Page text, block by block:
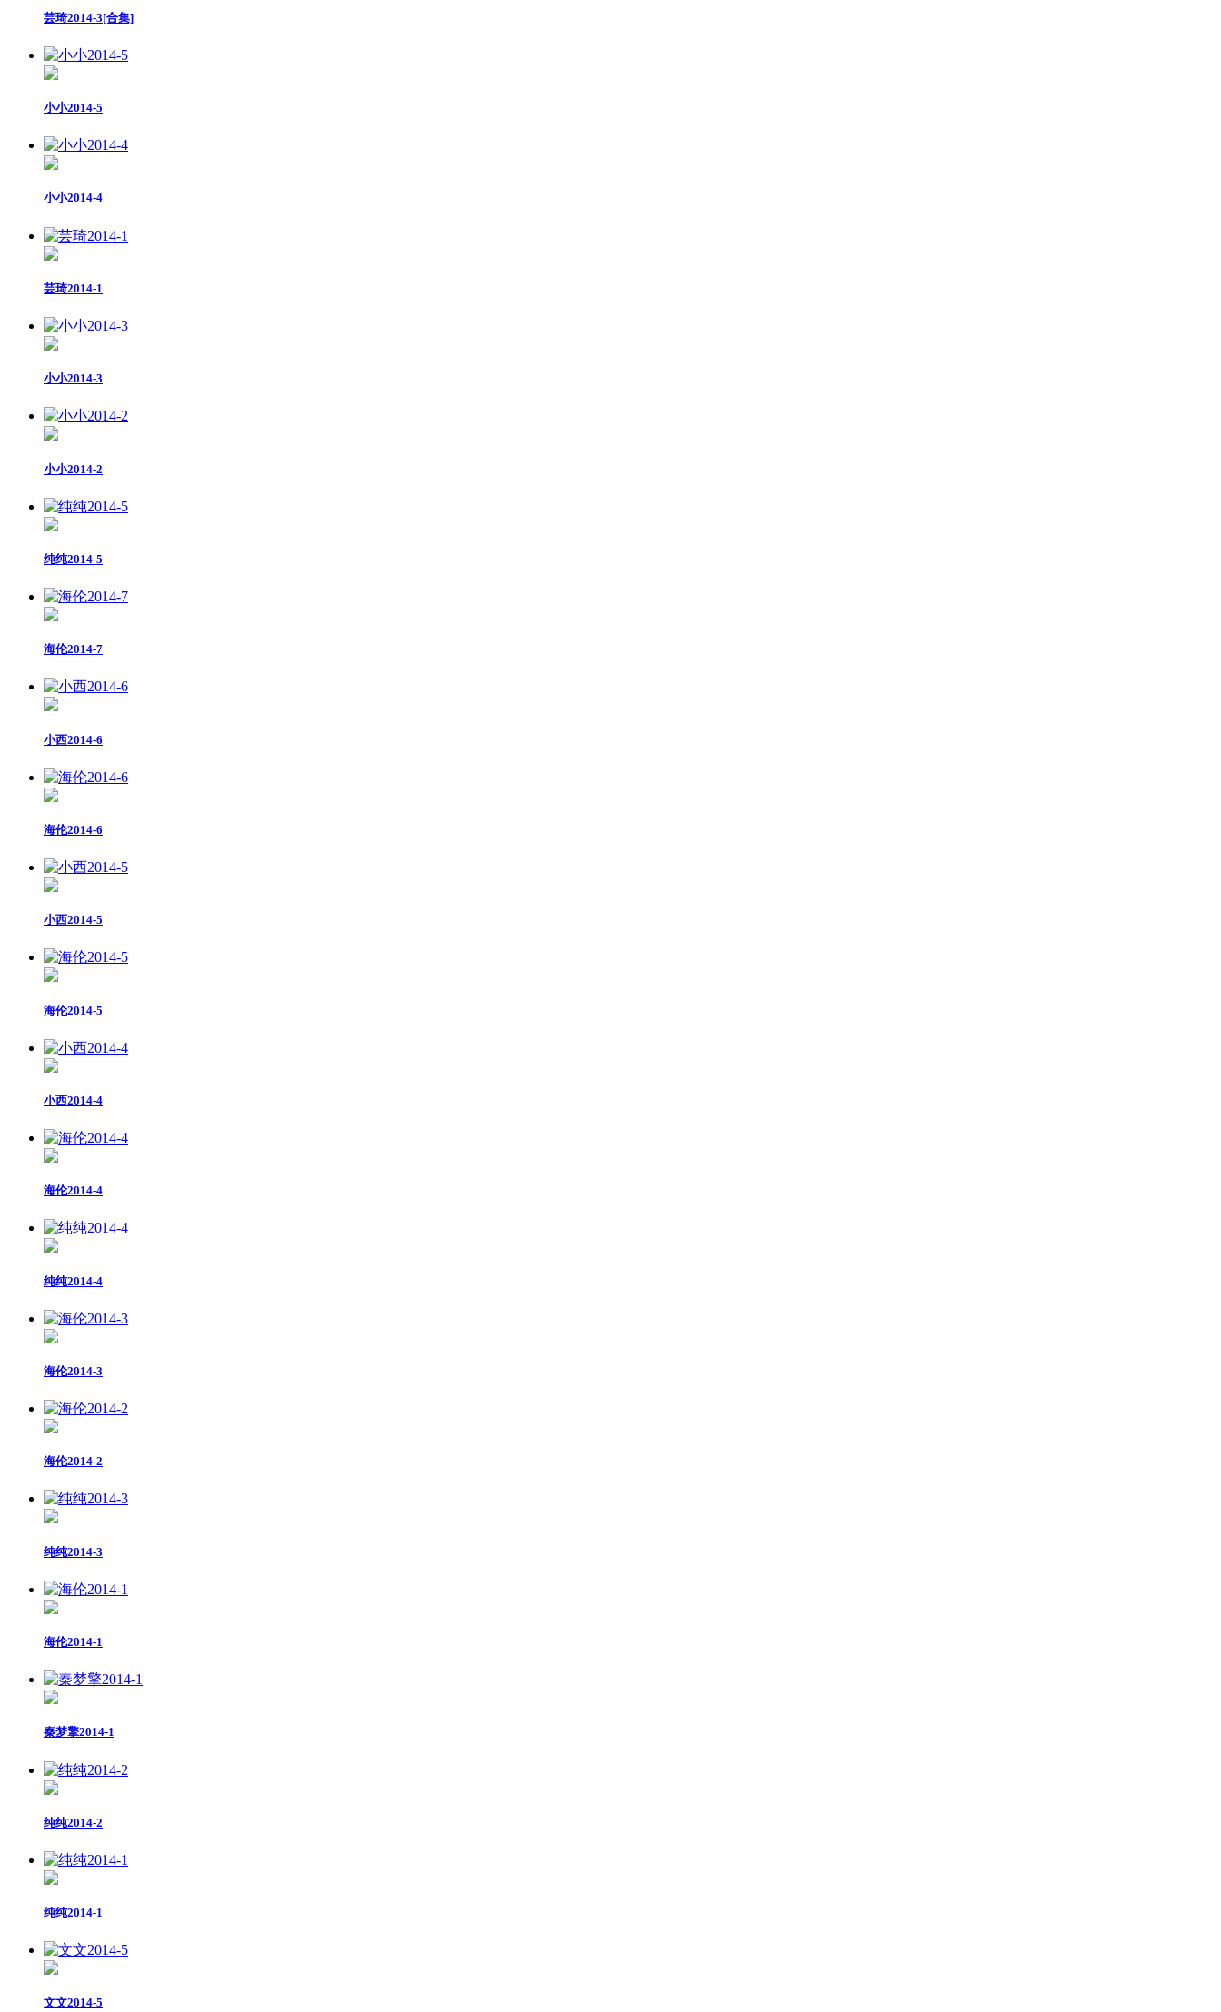
芸琦2014-3[合集]
小小2014-5
小小2014-4
芸琦2014-1
小小2014-3
小小2014-2
纯纯2014-5
海伦2014-7
小西2014-6
海伦2014-6
小西2014-5
海伦2014-5
小西2014-4
海伦2014-4
纯纯2014-4
海伦2014-3
海伦2014-2
纯纯2014-3
海伦2014-1
秦梦擎2014-1
纯纯2014-2
纯纯2014-1
文文2014-5